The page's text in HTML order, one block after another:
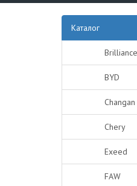
Каталог
Brilliance
BYD
Changan
Chery
Exeed
FAW